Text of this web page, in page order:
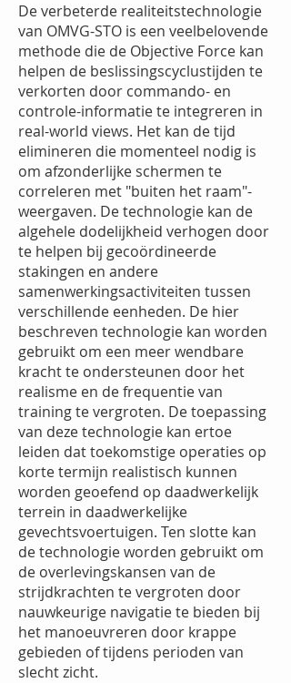
De verbeterde realiteitstechnologie
van OMVG-STO is een veelbelovende
methode die de Objective Force kan
helpen de beslissingscyclustijden te
verkorten door commando- en
controle-informatie te integreren in
real-world views. Het kan de tijd
elimineren die momenteel nodig is
om afzonderlijke schermen te
correleren met "buiten het raam"-
weergaven. De technologie kan de
algehele dodelijkheid verhogen door
te helpen bij gecoördineerde
stakingen en andere
samenwerkingsactiviteiten tussen
verschillende eenheden. De hier
beschreven technologie kan worden
gebruikt om een meer wendbare
kracht te ondersteunen door het
realisme en de frequentie van
training te vergroten. De toepassing
van deze technologie kan ertoe
leiden dat toekomstige operaties op
korte termijn realistisch kunnen
worden geoefend op daadwerkelijk
terrein in daadwerkelijke
gevechtsvoertuigen. Ten slotte kan
de technologie worden gebruikt om
de overlevingskansen van de
strijdkrachten te vergroten door
nauwkeurige navigatie te bieden bij
het manoeuvreren door krappe
gebieden of tijdens perioden van
slecht zicht.